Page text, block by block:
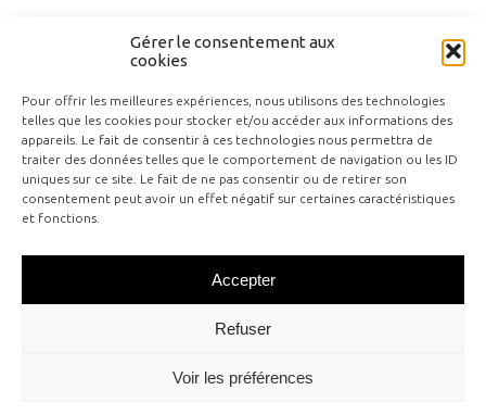
Gérer le consentement aux
cookies
Pour offrir les meilleures expériences, nous utilisons des technologies
telles que les cookies pour stocker et/ou accéder aux informations des
appareils. Le fait de consentir à ces technologies nous permettra de
traiter des données telles que le comportement de navigation ou les ID
uniques sur ce site. Le fait de ne pas consentir ou de retirer son
consentement peut avoir un effet négatif sur certaines caractéristiques
et fonctions.
Accepter
Refuser
Voir les préférences
Contact
Mentions légales
Politique de cookies (UE)